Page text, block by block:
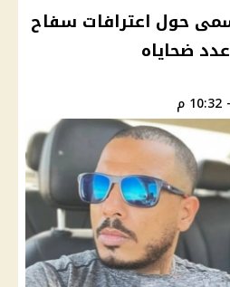
حول اعترافات سفاح
ضحاياه